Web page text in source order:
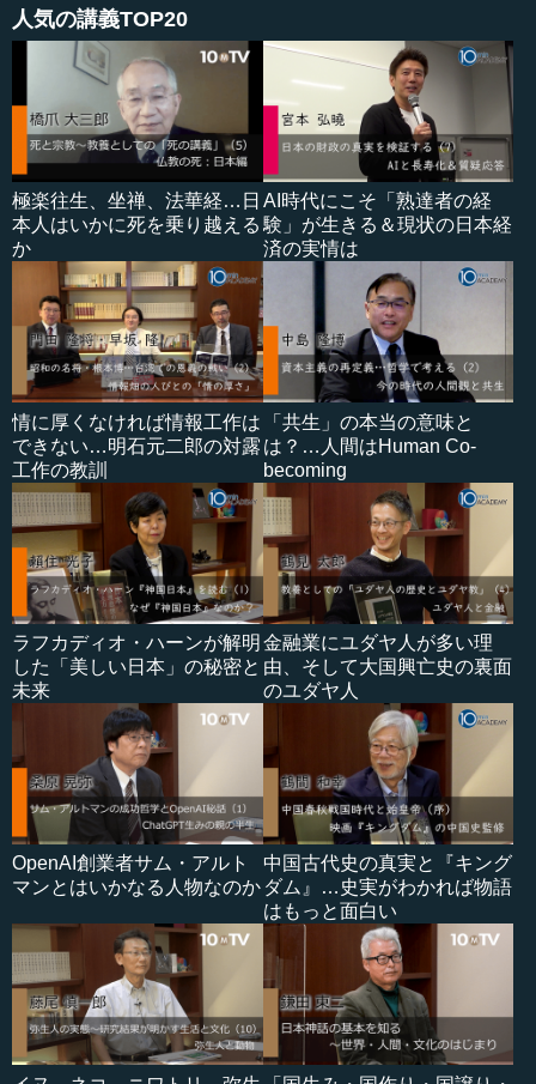
人気の講義TOP20
極楽往生、坐禅、法華経…日
本人はいかに死を乗り越える
か
AI時代にこそ「熟達者の経
験」が生きる＆現状の日本経
済の実情は
情に厚くなければ情報工作は
できない…明石元二郎の対露
工作の教訓
「共生」の本当の意味と
は？…人間はHuman Co-
becoming
ラフカディオ・ハーンが解明
した「美しい日本」の秘密と
未来
金融業にユダヤ人が多い理
由、そして大国興亡史の裏面
のユダヤ人
OpenAI創業者サム・アルト
マンとはいかなる人物なのか
中国古代史の真実と『キング
ダム』…史実がわかれば物語
はもっと面白い